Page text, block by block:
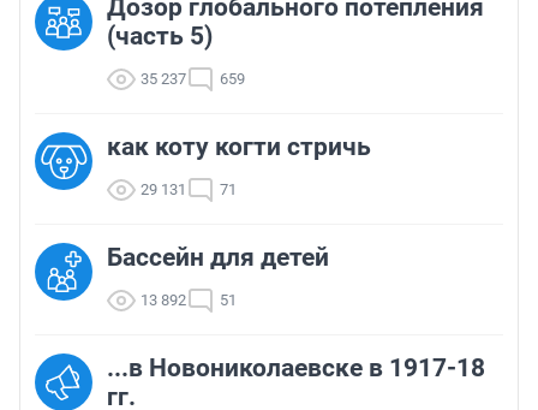
Дозор глобального потепления
(часть 5)
35 237 659
как коту когти стричь
29 131 71
Бассейн для детей
13 892 51
...в Новониколаевске в 1917-18
гг.